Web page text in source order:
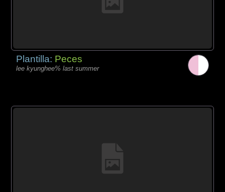
Plantilla: Peces
lee kyunghee% last summer